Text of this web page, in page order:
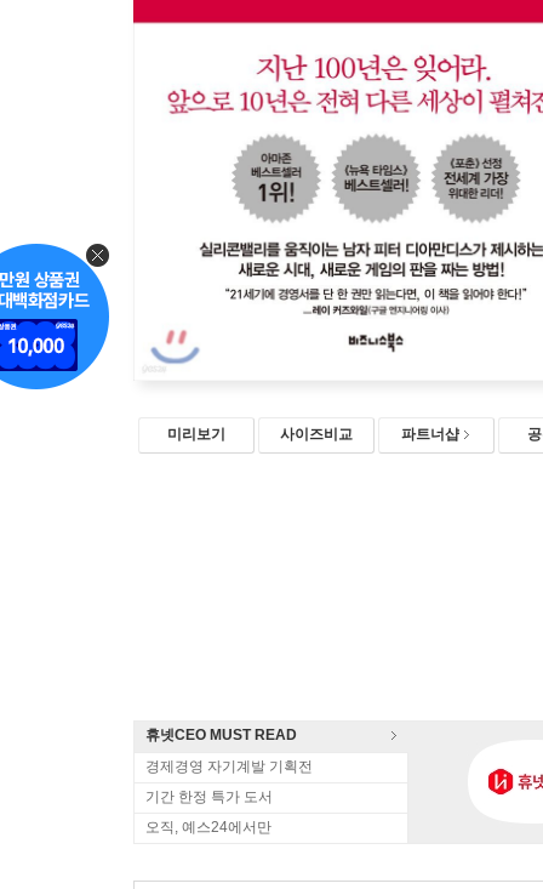
미리보기 사이즈비교 파트너샵
휴넷CEO MUST READ
경제경영 자기계발 기획전
기간 한정 특가 도서
오직, 예스24에서만